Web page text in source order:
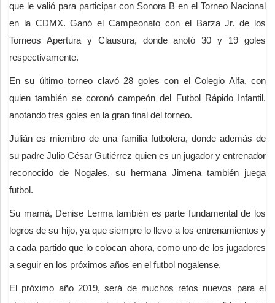
que le valió para participar con Sonora B en el Torneo Nacional
en la CDMX. Ganó el Campeonato con el Barza Jr. de los
Torneos Apertura y Clausura, donde anotó 30 y 19 goles
respectivamente.
En su último torneo clavó 28 goles con el Colegio Alfa, con
quien también se coronó campeón del Futbol Rápido Infantil,
anotando tres goles en la gran final del torneo.
Julián es miembro de una familia futbolera, donde además de
su padre Julio César Gutiérrez quien es un jugador y entrenador
reconocido de Nogales, su hermana Jimena también juega
futbol.
Su mamá, Denise Lerma también es parte fundamental de los
logros de su hijo, ya que siempre lo llevo a los entrenamientos y
a cada partido que lo colocan ahora, como uno de los jugadores
a seguir en los próximos años en el futbol nogalense.
El próximo año 2019, será de muchos retos nuevos para el